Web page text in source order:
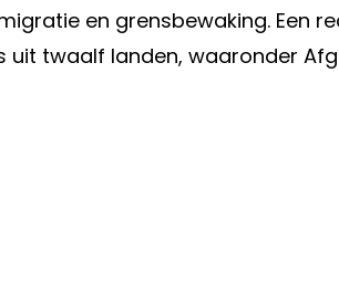
en grensbewaking. Een
twaalf landen, waaronder